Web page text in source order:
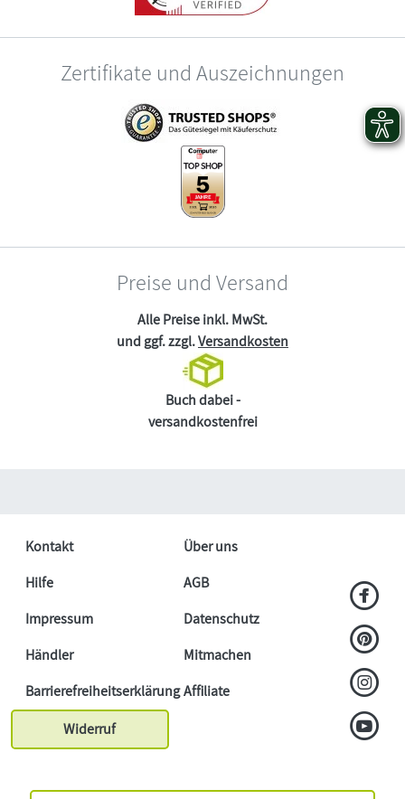
Zertifikate und Auszeichnungen
Preise und Versand
Alle Preise inkl. MwSt.
und ggf. zzgl.Versandkosten
Buch dabei -
versandkostenfrei
Kontakt
Über uns
Hilfe
AGB
Impressum
Datenschutz
Händler
Mitmachen
BarrierefreiheitserklärungAffiliate
Widerruf